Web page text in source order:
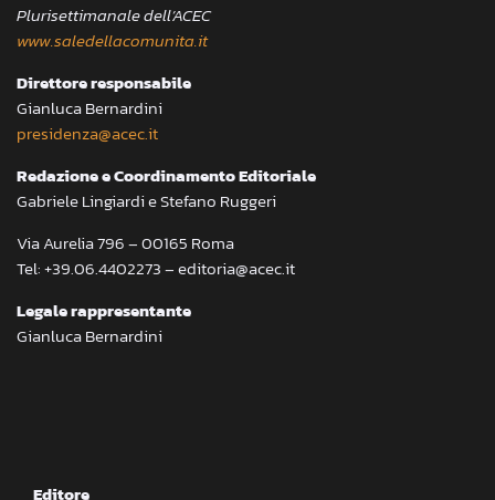
Plurisettimanale dell’ACEC
www.saledellacomunita.it
Direttore responsabile
Gianluca Bernardini
presidenza@acec.it
Redazione e Coordinamento Editoriale
Gabriele Lingiardi e Stefano Ruggeri
Via Aurelia 796 – 00165 Roma
Tel: +39.06.4402273 – editoria@acec.it
Legale rappresentante
Gianluca Bernardini
Editore